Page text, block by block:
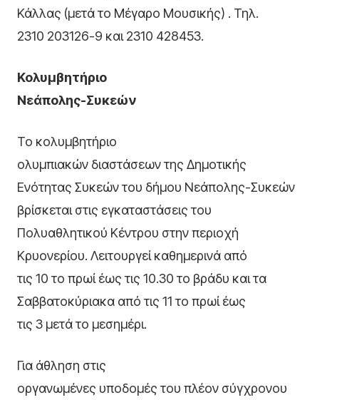
Κάλλας (μετά το Μέγαρο Μουσικής) . Τηλ.
2310 203126-9 και 2310 428453.
Κολυμβητήριο
Νεάπολης-Συκεών
Το κολυμβητήριο
ολυμπιακών διαστάσεων της Δημοτικής
Ενότητας Συκεών του δήμου Νεάπολης-Συκεών
βρίσκεται στις εγκαταστάσεις του
Πολυαθλητικού Κέντρου στην περιοχή
Κρυονερίου. Λειτουργεί καθημερινά από
τις 10 το πρωί έως τις 10.30 το βράδυ και τα
Σαββατοκύριακα από τις 11 το πρωί έως
τις 3 μετά το μεσημέρι.
Για άθληση στις
οργανωμένες υποδομές του πλέον σύγχρονου